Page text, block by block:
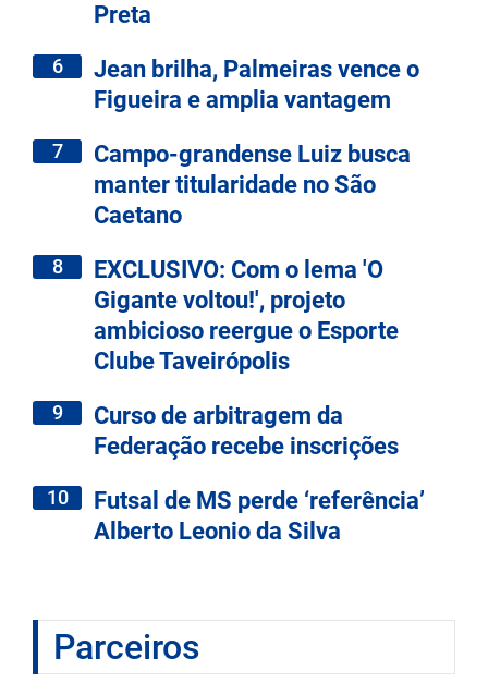
Preta
6
Jean brilha, Palmeiras vence o
Figueira e amplia vantagem
7
Campo-grandense Luiz busca
manter titularidade no São
Caetano
8
EXCLUSIVO: Com o lema 'O
Gigante voltou!', projeto
ambicioso reergue o Esporte
Clube Taveirópolis
9
Curso de arbitragem da
Federação recebe inscrições
10
Futsal de MS perde ‘referência’
Alberto Leonio da Silva
Parceiros